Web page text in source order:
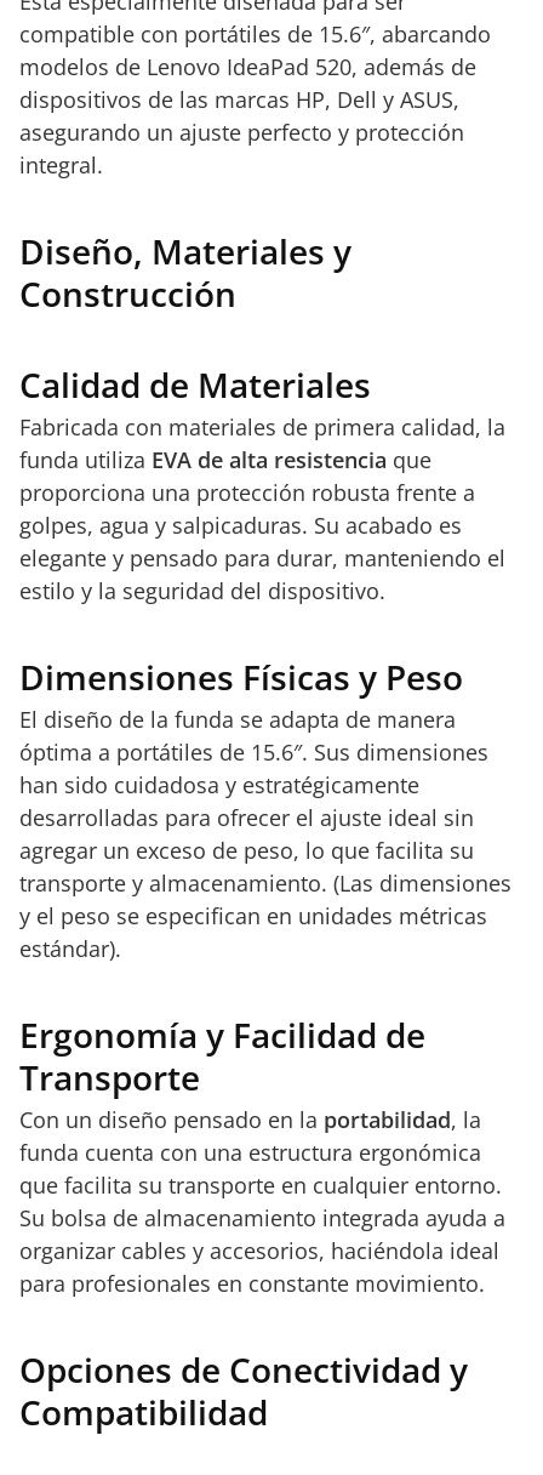
compatible con portátiles de 15.6″, abarcando
modelos de Lenovo IdeaPad 520, además de
dispositivos de las marcas HP, Dell y ASUS,
asegurando un ajuste perfecto y protección
integral.
Diseño, Materiales y
Construcción
Calidad de Materiales
Fabricada con materiales de primera calidad, la
funda utiliza EVA de alta resistencia que
proporciona una protección robusta frente a
golpes, agua y salpicaduras. Su acabado es
elegante y pensado para durar, manteniendo el
estilo y la seguridad del dispositivo.
Dimensiones Físicas y Peso
El diseño de la funda se adapta de manera
óptima a portátiles de 15.6″. Sus dimensiones
han sido cuidadosa y estratégicamente
desarrolladas para ofrecer el ajuste ideal sin
agregar un exceso de peso, lo que facilita su
transporte y almacenamiento. (Las dimensiones
y el peso se especifican en unidades métricas
estándar).
Ergonomía y Facilidad de
Transporte
Con un diseño pensado en la portabilidad, la
funda cuenta con una estructura ergonómica
que facilita su transporte en cualquier entorno.
Su bolsa de almacenamiento integrada ayuda a
organizar cables y accesorios, haciéndola ideal
para profesionales en constante movimiento.
Opciones de Conectividad y
Compatibilidad